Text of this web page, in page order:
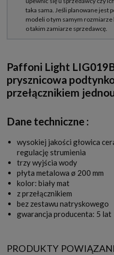
Paffoni Light
prysznicowa
przełącznikiem
Dane techniczne :
wysokiej jakości głowica
regulację strumienia
trzy wyjścia wody
płyta metalowa ø 200 mm
kolor: biały mat
z przełącznikiem
bez zestawu natryskowego
gwarancja producenta: 5 lat
PRODUKTY